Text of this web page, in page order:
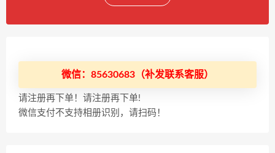
微信：85630683（补发联系客服）
请注册再下单！请注册再下单!
微信支付不支持相册识别，请扫码！